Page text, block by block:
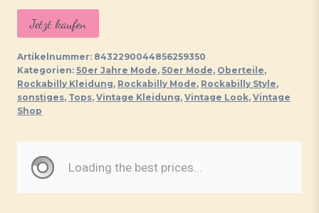
Jetzt kaufen
Artikelnummer: 8432290044856259350
Kategorien: 50er Jahre Mode, 50er Mode, Oberteile,
Rockabilly Kleidung, Rockabilly Mode, Rockabilly Style,
sonstiges, Tops, Vintage Kleidung, Vintage Look, Vintage
Shop